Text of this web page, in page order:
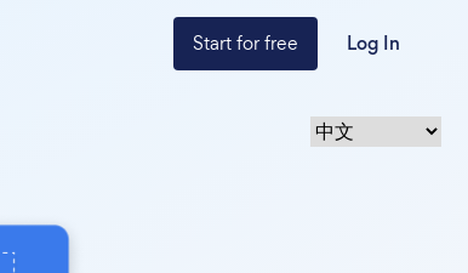
Start for free Log In